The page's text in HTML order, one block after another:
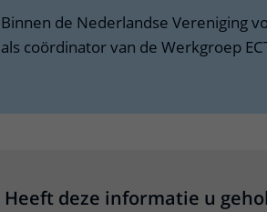
Binnen de Nederlandse Vereniging
als coördinator van de Werkgroep
Heeft deze informatie u